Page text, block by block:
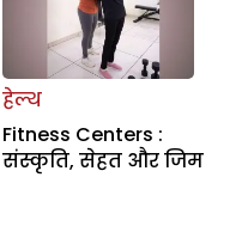
हेल्थ
Fitness Centers :
संस्कृति, सेहत और जिम